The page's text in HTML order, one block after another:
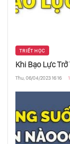
TRIẾT HỌC
Khi Bạo Lực
Thu, 06/04/2023 16:16